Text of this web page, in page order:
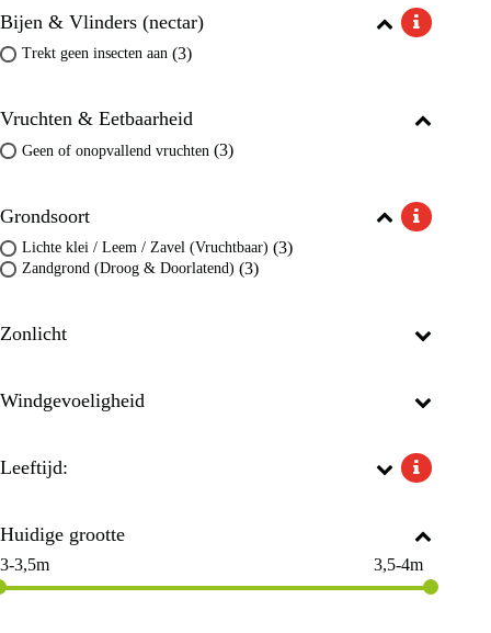
Bijen & Vlinders (nectar)
Trekt geen insecten aan (3)
Vruchten & Eetbaarheid
Geen of onopvallend vruchten (3)
Grondsoort
Lichte klei / Leem / Zavel (Vruchtbaar) (3)
Zandgrond (Droog & Doorlatend) (3)
Zonlicht
Windgevoeligheid
Leeftijd:
Huidige grootte
3-3,5m 3,5-4m